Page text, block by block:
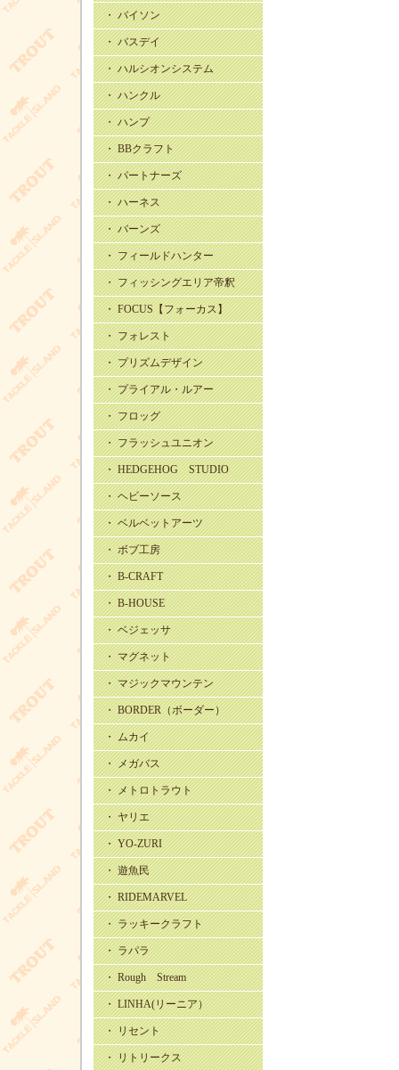
・ バイソン
・ バスデイ
・ ハルシオンシステム
・ ハンクル
・ ハンプ
・ BBクラフト
・ パートナーズ
・ ハーネス
・ バーンズ
・ フィールドハンター
・ フィッシングエリア帝釈
・ FOCUS【フォーカス】
・ フォレスト
・ プリズムデザイン
・ プライアル・ルアー
・ フロッグ
・ フラッシュユニオン
・ HEDGEHOG STUDIO
・ ヘビーソース
・ ベルベットアーツ
・ ボブ工房
・ B-CRAFT
・ B-HOUSE
・ ベジェッサ
・ マグネット
・ マジックマウンテン
・ BORDER（ボーダー）
・ ムカイ
・ メガバス
・ メトロトラウト
・ ヤリエ
・ YO-ZURI
・ 遊魚民
・ RIDEMARVEL
・ ラッキークラフト
・ ラパラ
・ Rough Stream
・ LINHA(リーニア）
・ リセント
・ リトリークス